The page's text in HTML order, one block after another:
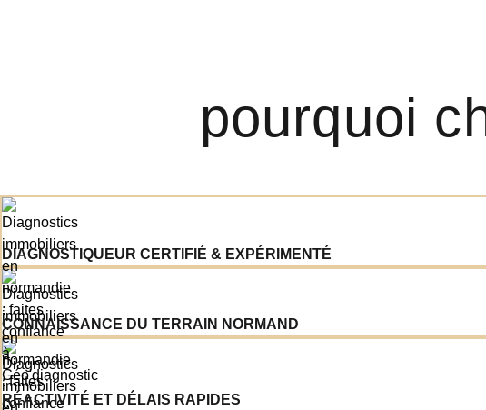
pourquoi
DIAGNOSTIQUEUR CERTIFIÉ & EXPÉRIMENTÉ
CONNAISSANCE DU TERRAIN NORMAND
RÉACTIVITÉ ET DÉLAIS RAPIDES